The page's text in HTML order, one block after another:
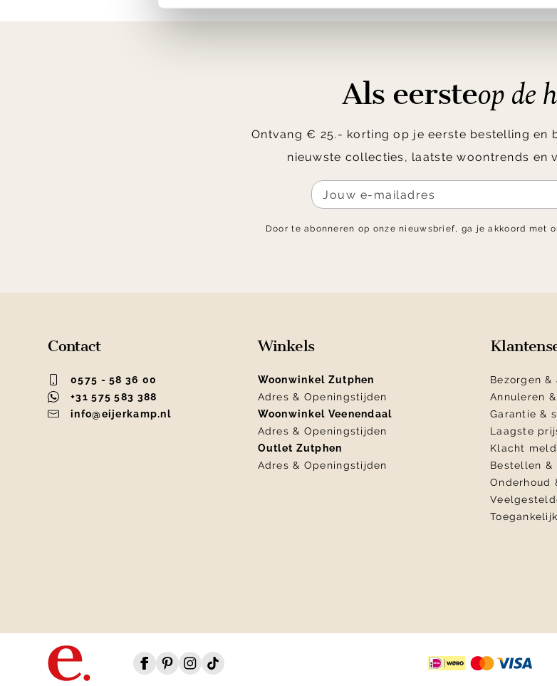
Als eersteop de
Ontvang € 25.- korting op je eerste bestelling en
nieuwste collecties, laatste woontrends en
Door te abonneren op onze nieuwsbrief, ga je akkoord met
Contact
0575 - 58 36 00
+31 575 583 388
info@eijerkamp.nl
Winkels
Woonwinkel Zutphen
Adres & Openingstijden
Woonwinkel Veenendaal
Adres & Openingstijden
Outlet Zutphen
Adres & Openingstijden
Bezorgen &
Annuleren
Garantie &
Laagste
Klacht
Bestellen &
Onderhoud